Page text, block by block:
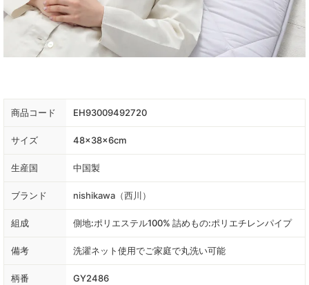
商品コード EH93009492720
サイズ 48×38×6cm
生産国 中国製
ブランド nishikawa（西川）
組成 側地:ポリエステル100% 詰めもの:ポリエチレンパイプ
備考 洗濯ネット使用でご家庭で丸洗い可能
柄番 GY2486